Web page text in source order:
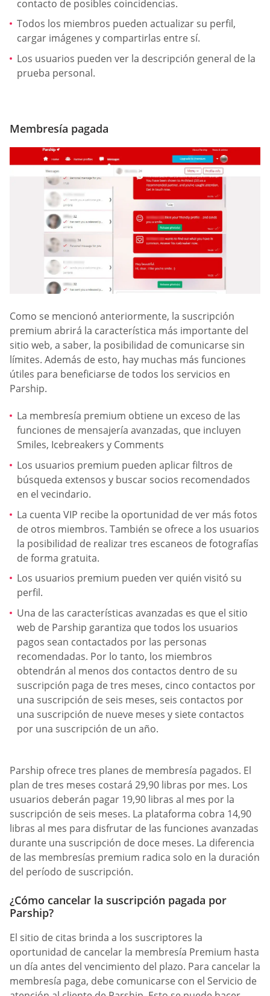
contacto de posibles coincidencias.
Todos los miembros pueden actualizar su perfil,
cargar imágenes y compartirlas entre sí.
Los usuarios pueden ver la descripción general de la
prueba personal.
Membresía pagada
Como se mencionó anteriormente, la suscripción
premium abrirá la característica más importante del
sitio web, a saber, la posibilidad de comunicarse sin
límites. Además de esto, hay muchas más funciones
útiles para beneficiarse de todos los servicios en
Parship.
La membresía premium obtiene un exceso de las
funciones de mensajería avanzadas, que incluyen
Smiles, Icebreakers y Comments
Los usuarios premium pueden aplicar filtros de
búsqueda extensos y buscar socios recomendados
en el vecindario.
La cuenta VIP recibe la oportunidad de ver más fotos
de otros miembros. También se ofrece a los usuarios
la posibilidad de realizar tres escaneos de fotografías
de forma gratuita.
Los usuarios premium pueden ver quién visitó su
perfil.
Una de las características avanzadas es que el sitio
web de Parship garantiza que todos los usuarios
pagos sean contactados por las personas
recomendadas. Por lo tanto, los miembros
obtendrán al menos dos contactos dentro de su
suscripción paga de tres meses, cinco contactos por
una suscripción de seis meses, seis contactos por
una suscripción de nueve meses y siete contactos
por una suscripción de un año.
Parship ofrece tres planes de membresía pagados. El
plan de tres meses costará 29,90 libras por mes. Los
usuarios deberán pagar 19,90 libras al mes por la
suscripción de seis meses. La plataforma cobra 14,90
libras al mes para disfrutar de las funciones avanzadas
durante una suscripción de doce meses. La diferencia
de las membresías premium radica solo en la duración
del período de suscripción.
¿Cómo cancelar la suscripción pagada por
Parship?
El sitio de citas brinda a los suscriptores la
oportunidad de cancelar la membresía Premium hasta
un día antes del vencimiento del plazo. Para cancelar la
membresía paga, debe comunicarse con el Servicio de